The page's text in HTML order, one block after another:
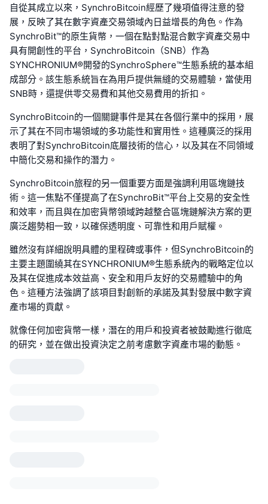
自從其成立以來，SynchroBitcoin經歷了幾項值得注意的發
展，反映了其在數字資產交易領域內日益增長的角色。作為
SynchroBit™的原生貨幣，一個在點對點混合數字資產交易中
具有開創性的平台，SynchroBitcoin（SNB）作為
SYNCHRONIUM®開發的SynchroSphere™生態系統的基本組
成部分。該生態系統旨在為用戶提供無縫的交易體驗，當使用
SNB時，還提供零交易費和其他交易費用的折扣。
SynchroBitcoin的一個關鍵事件是其在各個行業中的採用，展
示了其在不同市場領域的多功能性和實用性。這種廣泛的採用
表明了對SynchroBitcoin底層技術的信心，以及其在不同領域
中簡化交易和操作的潛力。
SynchroBitcoin旅程的另一個重要方面是強調利用區塊鏈技
術。這一焦點不僅提高了在SynchroBit™平台上交易的安全性
和效率，而且與在加密貨幣領域跨越整合區塊鏈解決方案的更
廣泛趨勢相一致，以確保透明度、可靠性和用戶賦權。
雖然沒有詳細說明具體的里程碑或事件，但SynchroBitcoin的
主要主題圍繞其在SYNCHRONIUM®生態系統內的戰略定位以
及其在促進成本效益高、安全和用戶友好的交易體驗中的角
色。這種方法強調了該項目對創新的承諾及其對發展中數字資
產市場的貢獻。
就像任何加密貨幣一樣，潛在的用戶和投資者被鼓勵進行徹底
的研究，並在做出投資決定之前考慮數字資產市場的動態。